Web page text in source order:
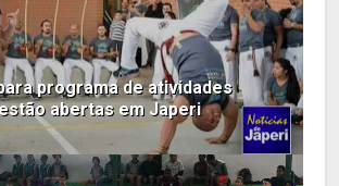
programa de atividades
abertas em Japeri